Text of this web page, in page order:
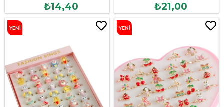
₺14,40 ₺21,00
YENI YENI